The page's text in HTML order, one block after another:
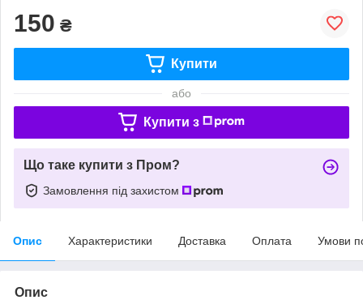
150 ₴
Купити
або
Купити з
Що таке купити з Пром?
Замовлення під захистом
Опис Характеристики Доставка Оплата Умови
Опис